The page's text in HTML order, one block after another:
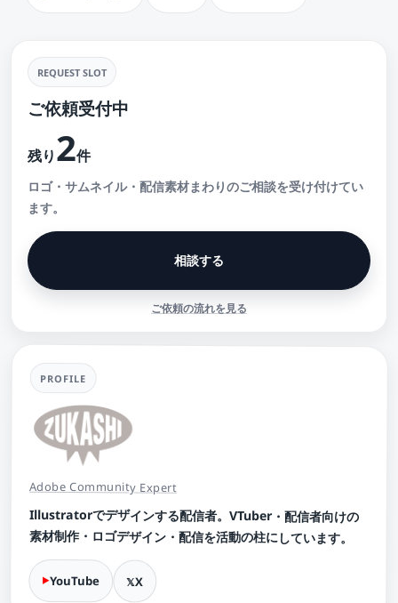
REQUEST SLOT
ご依頼受付中
残り2件
ロゴ・サムネイル・配信素材まわりのご相談を受け付けてい
ます。
相談する
ご依頼の流れを見る
PROFILE
Adobe Community Expert
Illustratorでデザインする配信者。VTuber・配信者向けの
素材制作・ロゴデザイン・配信を活動の柱にしています。
YouTube X